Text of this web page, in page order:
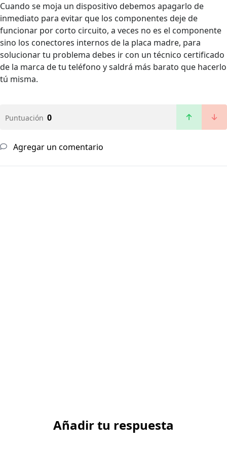
Cuando se moja un dispositivo debemos apagarlo de
inmediato para evitar que los componentes deje de
funcionar por corto circuito, a veces no es el componente
sino los conectores internos de la placa madre, para
solucionar tu problema debes ir con un técnico certificado
de la marca de tu teléfono y saldrá más barato que hacerlo
tú misma.
Puntuación 0
Agregar un comentario
Añadir tu respuesta